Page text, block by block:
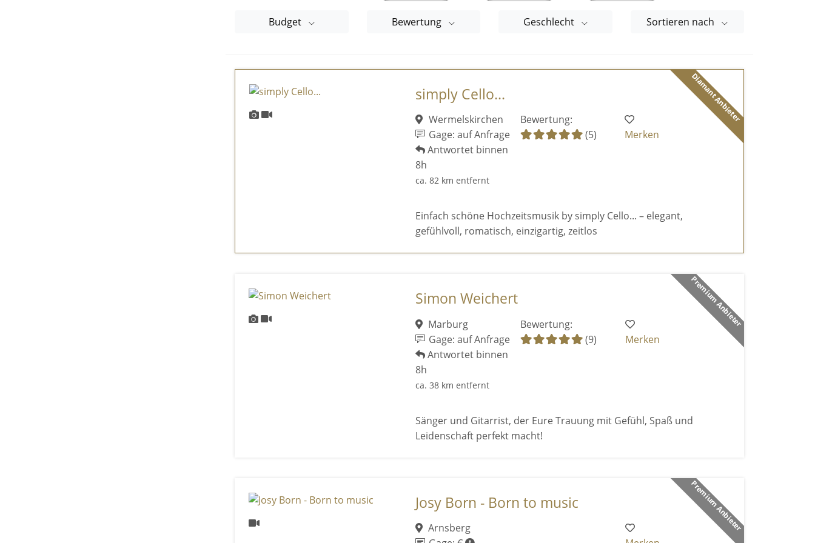
Budget Bewertung Geschlecht Sortieren nach
Diamant Anbieter
simply Cello...
Wermelskirchen
Gage: auf Anfrage
Antwortet binnen
8h
ca. 82 km entfernt
Bewertung:
(5)
Merken
Einfach schöne Hochzeitsmusik by simply Cello... – elegant,
gefühlvoll, romatisch, einzigartig, zeitlos
Premium Anbieter
Simon Weichert
Marburg
Gage: auf Anfrage
Antwortet binnen
8h
ca. 38 km entfernt
Bewertung:
(9)
Merken
Sänger und Gitarrist, der Eure Trauung mit Gefühl, Spaß und
Leidenschaft perfekt macht!
Premium Anbieter
Josy Born - Born to music
Arnsberg